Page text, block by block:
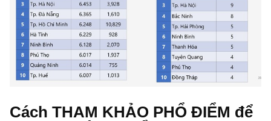
Cách THAM KHẢO PHỔ ĐIỂM để